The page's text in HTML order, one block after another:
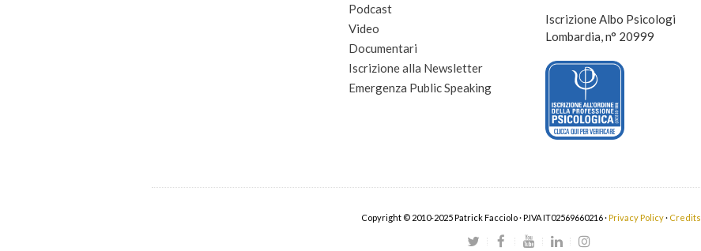
Podcast
Video
Documentari
Iscrizione alla Newsletter
Emergenza Public Speaking
Iscrizione Albo Psicologi
Lombardia, n° 20999
Copyright © 2010-2025 Patrick Facciolo · P.IVA IT02569660216 ·Privacy Policy· Credits